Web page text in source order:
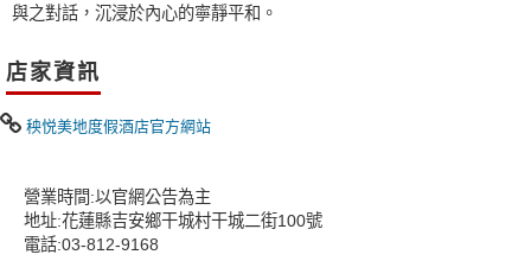
與之對話，沉浸於內心的寧靜平和。
店家資訊
秧悦美地度假酒店官方網站
營業時間:以官網公告為主
地址:花蓮縣吉安鄉干城村干城二街100號
電話:03-812-9168